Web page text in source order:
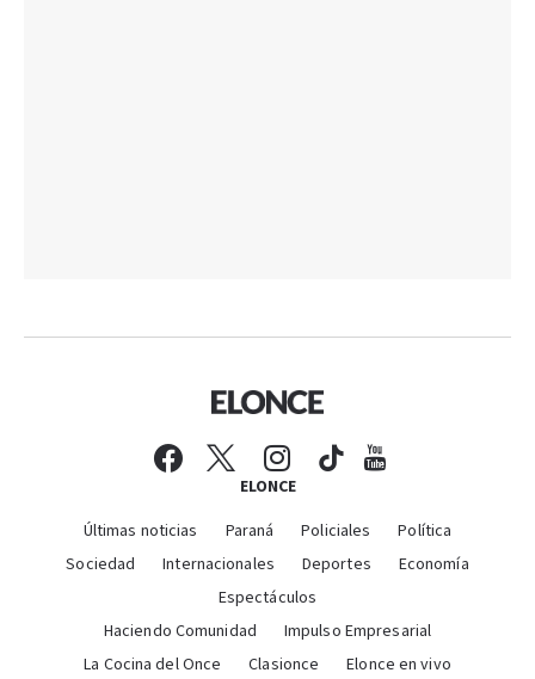
ELONCE
Últimas noticias Paraná Policiales
Política
Sociedad
Internacionales Deportes
Economía
Espectáculos
Haciendo Comunidad
Impulso Empresarial
La Cocina del Once
Clasionce Elonce en vivo